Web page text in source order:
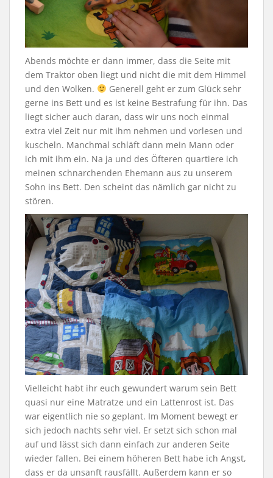
Abends möchte er dann immer, dass die Seite mit
dem Traktor oben liegt und nicht die mit dem Himmel
und den Wolken.
Generell geht er zum Glück sehr
gerne ins Bett und es ist keine Bestrafung für ihn. Das
liegt sicher auch daran, dass wir uns noch einmal
extra viel Zeit nur mit ihm nehmen und vorlesen und
kuscheln. Manchmal schläft dann mein Mann oder
ich mit ihm ein. Na ja und des Öfteren quartiere ich
meinen schnarchenden Ehemann aus zu unserem
Sohn ins Bett. Den scheint das nämlich gar nicht zu
stören.
Vielleicht habt ihr euch gewundert warum sein Bett
quasi nur eine Matratze und ein Lattenrost ist. Das
war eigentlich nie so geplant. Im Moment bewegt er
sich jedoch nachts sehr viel. Er setzt sich schon mal
auf und lässt sich dann einfach zur anderen Seite
wieder fallen. Bei einem höheren Bett habe ich Angst,
dass er da unsanft rausfällt. Außerdem kann er so